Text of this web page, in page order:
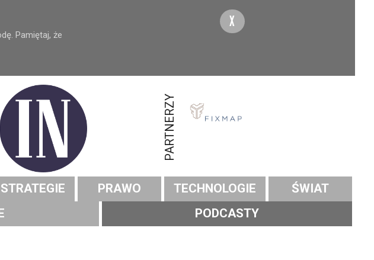
Pamiętaj, że
X
PARTNERZY
STRATEGIE PRAWO TECHNOLOGIE
ŚWIAT
PODCASTY